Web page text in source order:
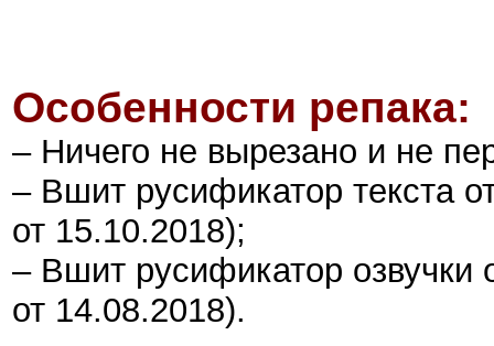
Особенности репака:
– Ничего не вырезано и не
–Вшит русификатор текста
от 15.10.2018);
– Вшит русификатор озвучки
от 14.08.2018).